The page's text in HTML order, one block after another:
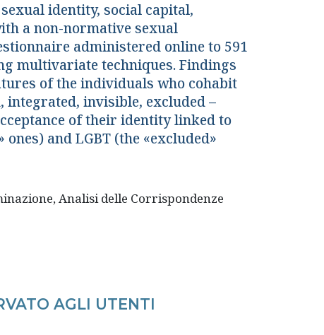
identity, social capital,
a non-normative sexual
administered online to 591
multivariate techniques. Findings
of the individuals who cohabit
invisible, excluded –
of their identity linked to
and LGBT (the «excluded»
Analisi delle Corrispondenze
AGLI UTENTI